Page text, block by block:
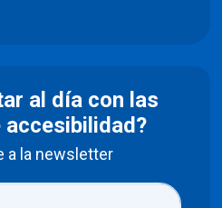
al día con las
a la newsletter